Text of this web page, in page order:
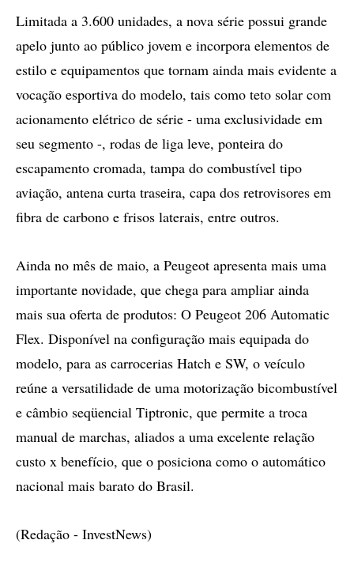
Limitada a 3.600 unidades, a nova série possui grande
apelo junto ao público jovem e incorpora elementos de
estilo e equipamentos que tornam ainda mais evidente a
vocação esportiva do modelo, tais como teto solar com
acionamento elétrico de série - uma exclusividade em
seu segmento -, rodas de liga leve, ponteira do
escapamento cromada, tampa do combustível tipo
aviação, antena curta traseira, capa dos retrovisores em
fibra de carbono e frisos laterais, entre outros.
Ainda no mês de maio, a Peugeot apresenta mais uma
importante novidade, que chega para ampliar ainda
mais sua oferta de produtos: O Peugeot 206 Automatic
Flex. Disponível na configuração mais equipada do
modelo, para as carrocerias Hatch e SW, o veículo
reúne a versatilidade de uma motorização bicombustível
e câmbio seqüencial Tiptronic, que permite a troca
manual de marchas, aliados a uma excelente relação
custo x benefício, que o posiciona como o automático
nacional mais barato do Brasil.
(Redação - InvestNews)